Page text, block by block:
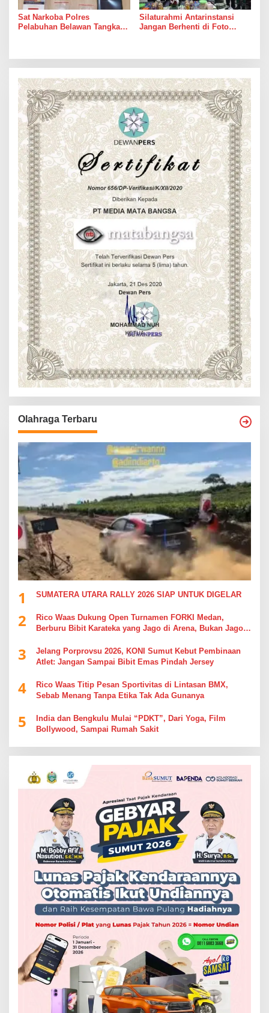
Sat Narkoba Polres
Pelabuhan Belawan Tangkap
Silaturahmi Antarinstansi
Jangan Berhenti di Foto
Olahraga Terbaru
1 SUMATERA UTARA RALLY 2026 SIAP UNTUK DIGELAR
2
Rico Waas Dukung Open Turnamen FORKI Medan,
Berburu Bibit Karateka yang Jago di Arena, Bukan Jago
3
Jelang Porprovsu 2026, KONI Sumut Kebut Pembinaan
Atlet: Jangan Sampai Bibit Emas Pindah Jersey
4
Rico Waas Titip Pesan Sportivitas di Lintasan BMX,
Sebab Menang Tanpa Etika Tak Ada Gunanya
5
India dan Bengkulu Mulai “PDKT”, Dari Yoga, Film
Bollywood, Sampai Rumah Sakit